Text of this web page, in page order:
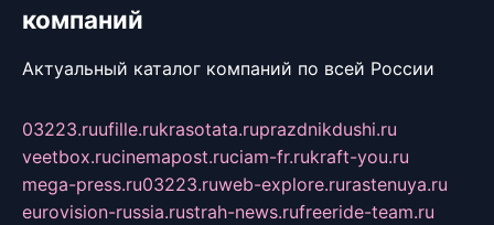
компаний
Актуальный каталог компаний по всей России
03223.ruufille.rukrasotata.ruprazdnikdushi.ru
veetbox.rucinemapost.ruciam-fr.rukraft-you.ru
mega-press.ru03223.ruweb-explore.rurastenuya.ru
eurovision-russia.rustrah-news.rufreeride-team.ru